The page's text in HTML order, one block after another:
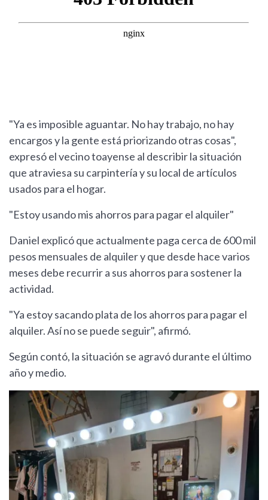
"Ya es imposible aguantar. No hay trabajo, no hay
encargos y la gente está priorizando otras cosas",
expresó el vecino toayense al describir la situación
que atraviesa su carpintería y su local de artículos
usados para el hogar.
"Estoy usando mis ahorros para pagar el alquiler"
Daniel explicó que actualmente paga cerca de 600 mil
pesos mensuales de alquiler y que desde hace varios
meses debe recurrir a sus ahorros para sostener la
actividad.
"Ya estoy sacando plata de los ahorros para pagar el
alquiler. Así no se puede seguir", afirmó.
Según contó, la situación se agravó durante el último
año y medio.